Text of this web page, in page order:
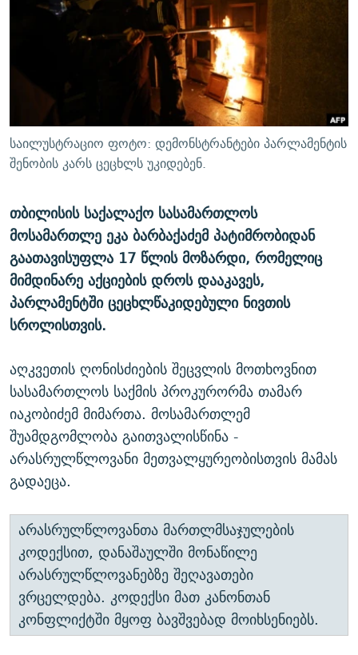
ᲛᲝᲚᲐᲞᲐᲠᲐᲙᲔ ᲢᲔᲥᲡᲢᲔᲑᲘ
ᲨᲘᲜ - ᲣᲪᲮᲝᲔᲗᲨᲘ
ᲚᲘᲢᲔᲠᲐᲢᲣᲠᲣᲚᲘ ᲬᲐᲮᲜᲐᲒᲔᲑᲘ
ᲐᲛᲔᲠᲘᲙᲣᲚᲘ ᲛᲝᲗᲮᲠᲝᲑᲐ
ᲘᲛᲞᲔᲠᲘᲐ ᲓᲐ ᲠᲐᲓᲘᲝ
ᲩᲔᲛᲘ ᲡᲘᲙᲕᲓᲘᲚᲘᲡ ᲛᲘᲖᲔᲖᲘᲐ COVID-19
11 ᲬᲔᲚᲘ - 11 ᲐᲛᲑᲐᲕᲘ
ᲡᲐᲞᲐᲠᲚᲐᲛᲔᲜᲢᲝ ᲐᲠᲩᲔᲕᲜᲔᲑᲘᲡ ᲘᲡᲢᲝᲠᲘᲐ
ᲑᲐᲕᲨᲕᲔᲑᲘ ᲞᲠᲝᲡᲢᲘᲢᲣᲪᲘᲐᲨᲘ - ᲐᲛᲝᲣᲗᲥᲛᲔᲚᲘ ᲐᲛᲑᲐᲕᲘ
5 ᲐᲛᲑᲐᲕᲘ - 20 ᲘᲕᲜᲘᲡᲡ ᲓᲐᲨᲐᲕᲔᲑᲣᲚᲔᲑᲘ
ᲐᲒᲕᲘᲡᲢᲝᲡ ᲝᲛᲘ
ᲒᲐᲛᲝᲘᲬᲔᲠᲔ
რთე/რთ-ის ყველა საიტი
საილუსტრაციო ფოტო: დემონსტრანტები პარლამენტის
შენობის კარს ცეცხლს უკიდებენ.
თბილისის საქალაქო სასამართლოს
მოსამართლე ეკა ბარბაქაძემ პატიმრობიდან
გაათავისუფლა 17 წლის მოზარდი, რომელიც
მიმდინარე აქციების დროს დააკავეს,
პარლამენტში ცეცხლწაკიდებული ნივთის
სროლისთვის.
აღკვეთის ღონისძიების შეცვლის მოთხოვნით
სასამართლოს საქმის პროკურორმა თამარ
იაკობიძემ მიმართა. მოსამართლემ
შუამდგომლობა გაითვალისწინა -
არასრულწლოვანი მეთვალყურეობისთვის მამას
გადაეცა.
არასრულწლოვანთა მართლმსაჯულების
კოდექსით, დანაშაულში მონაწილე
არასრულწლოვანებზე შეღავათები
ვრცელდება. კოდექსი მათ კანონთან
კონფლიქტში მყოფ ბავშვებად მოიხსენიებს.